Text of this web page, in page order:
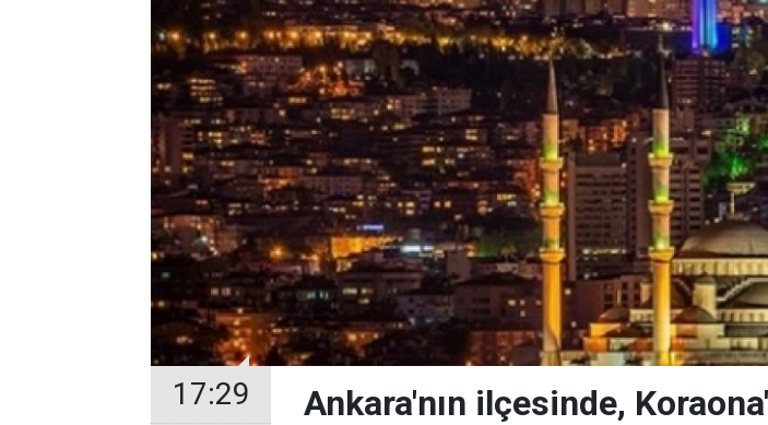
17:29 Ankara'nın ilçesinde,